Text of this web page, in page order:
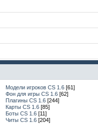
Модели игроков CS 1.6 [61]
Фон для игры CS 1.6 [62]
Плагины CS 1.6 [244]
Карты CS 1.6 [85]
Боты CS 1.6 [11]
Читы CS 1.6 [204]